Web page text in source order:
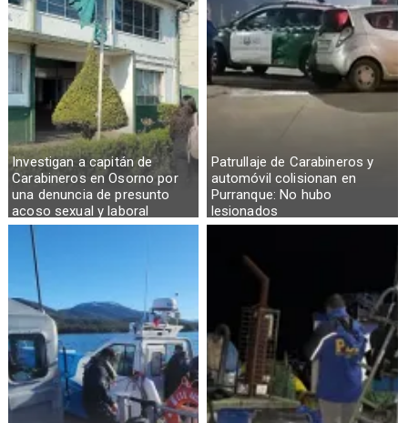
Investigan a capitán de
Carabineros en Osorno por
una denuncia de presunto
acoso sexual y laboral
Patrullaje de Carabineros y
automóvil colisionan en
Purranque: No hubo
lesionados